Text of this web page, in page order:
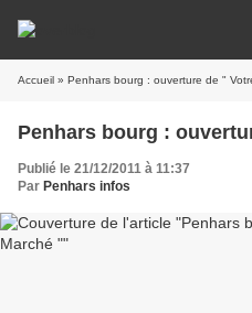
Accueil » Penhars bourg : ouverture de "
Penhars bourg :
Publié le 21/12/2011 à 11:37
Par Penhars infos